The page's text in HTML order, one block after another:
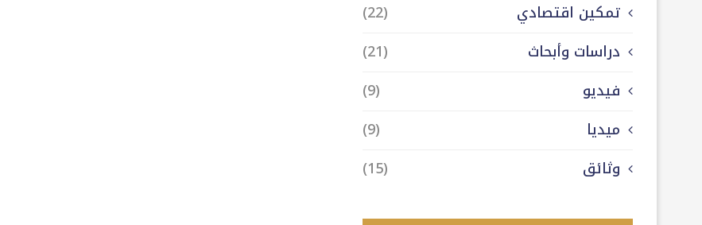
تمكين اقتصادي
(22)
دراسات وأبحاث
(21)
فيديو
(9)
ميديا
(9)
وثائق
(15)